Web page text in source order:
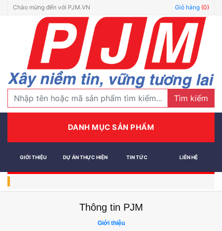
Chào mừng đến với PJM.VN Giỏ hàng (0)
Tìm kiếm
DANH MỤC SẢN PHẨM
GIỚI THIỆU DỰ ÁN THỰC HIỆN TIN TỨC LIÊN HỆ
Thông tin PJM
Giới thiệu